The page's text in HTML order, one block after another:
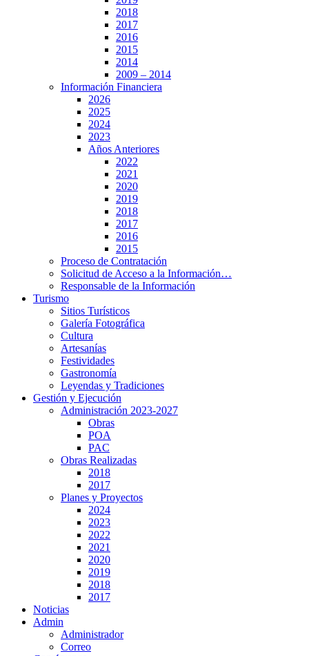
2018
2017
2016
2015
2014
2009 – 2014
Información Financiera
2026
2025
2024
2023
Años Anteriores
2022
2021
2020
2019
2018
2017
2016
2015
Proceso de Contratación
Solicitud de Acceso a la Información…
Responsable de la Información
Turismo
Sitios Turísticos
Galería Fotográfica
Cultura
Artesanías
Festividades
Gastronomía
Leyendas y Tradiciones
Gestión y Ejecución
Administración 2023-2027
Obras
POA
PAC
Obras Realizadas
2018
2017
Planes y Proyectos
2024
2023
2022
2021
2020
2019
2018
2017
Noticias
Admin
Administrador
Correo